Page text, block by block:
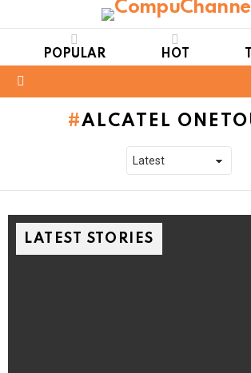
POPULAR HOT
ALCATEL
LATEST STORIES